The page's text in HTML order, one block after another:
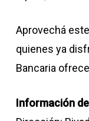
Aprovechá
quienes ya
Bancaria
Información